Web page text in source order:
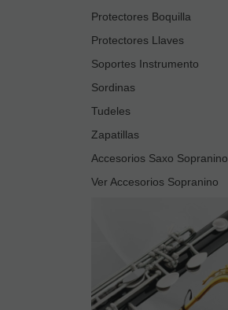
Protectores Boquilla
Protectores Llaves
Soportes Instrumento
Sordinas
Tudeles
Zapatillas
Accesorios Saxo Sopranino
Ver Accesorios Sopranino